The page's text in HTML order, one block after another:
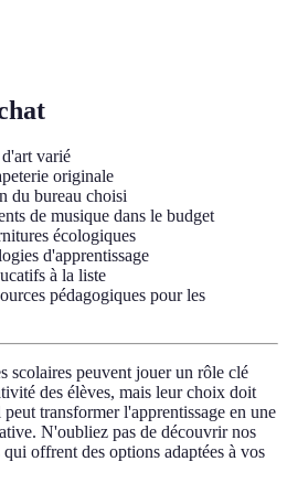
varié
originale
du bureau choisi
de musique dans le budget
écologiques
d'apprentissage
à la liste
pédagogiques pour les
scolaires peuvent jouer un rôle clé
des élèves, mais leur choix doit
transformer l'apprentissage en une
N'oubliez pas de découvrir nos
offrent des options adaptées à vos